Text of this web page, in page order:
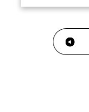
め確認しておくとスムー